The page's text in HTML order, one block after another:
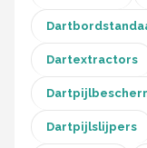
Dartextractors
Dartpijlslijpers